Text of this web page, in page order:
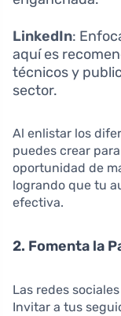
LinkedIn:
aquí es
técnicos y
sector.
Al enlistar los
puedes crear
oportunidad de
logrando que tu
efectiva.
2. Fomenta la
Las redes
Invitar a tus